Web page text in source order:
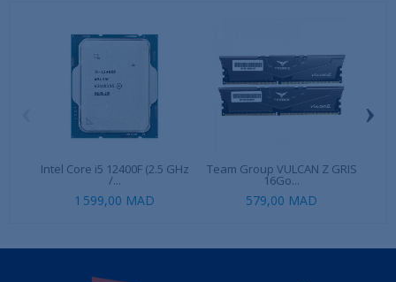
Intel Core i5 12400F (2.5 GHz
/...
1 599,00 MAD
Team Group VULCAN Z GRIS
16Go...
579,00 MAD
›